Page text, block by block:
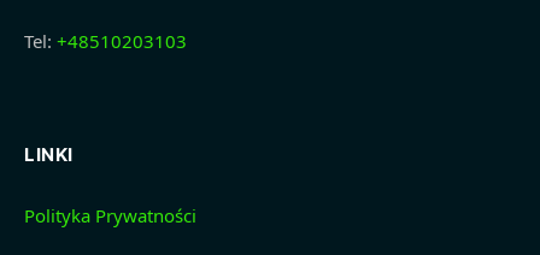
Tel: +48510203103
LINKI
Polityka Prywatności